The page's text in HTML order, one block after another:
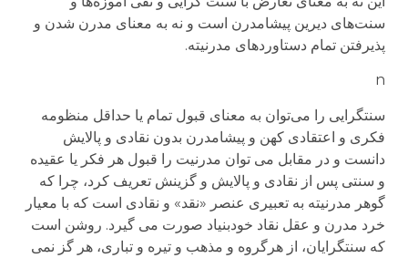
سنت‌های دیرین پیشامدرن است و نه به معنای مدرن شدن و
پذیرفتن تمام دستاوردهای مدرنیته.
n
سنتگرایی را می‌توان به معنای قبول تمام یا حداقل منظومه
فکری و اعتقادی کهن و پیشامدرن بدون نقادی و پالایش
دانست و در مقابل می توان مدرنیت را قبول هر فکر یا عقیده
و سنتی پس از نقادی و پالایش و گزینش تعریف کرد، چرا که
گوهر مدرنیته به تعبیری عنصر «نقد» و نقادی است که با معیار
خرد مدرن و عقل نقاد خودبنیاد صورت می گیرد. روشن است
که سنتگرایان، از هرگروه و مذهب و تیره و تباری، هر گز نمی